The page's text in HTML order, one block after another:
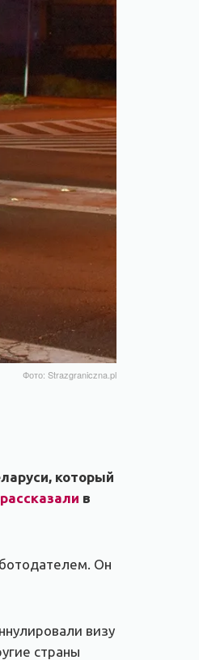
Фото: Strazgraniczna.pl
который
рассказали в
Он
визу
страны